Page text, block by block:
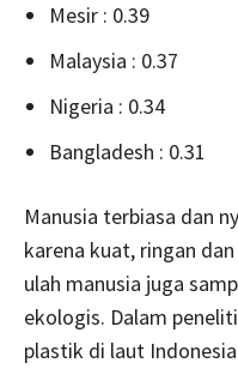
Mesir : 0.39
Malaysia : 0.37
Nigeria : 0.34
Bangladesh : 0.31
Manusia terbiasa dan
karena kuat, ringan
ulah manusia juga
ekologis. Dalam
plastik di laut